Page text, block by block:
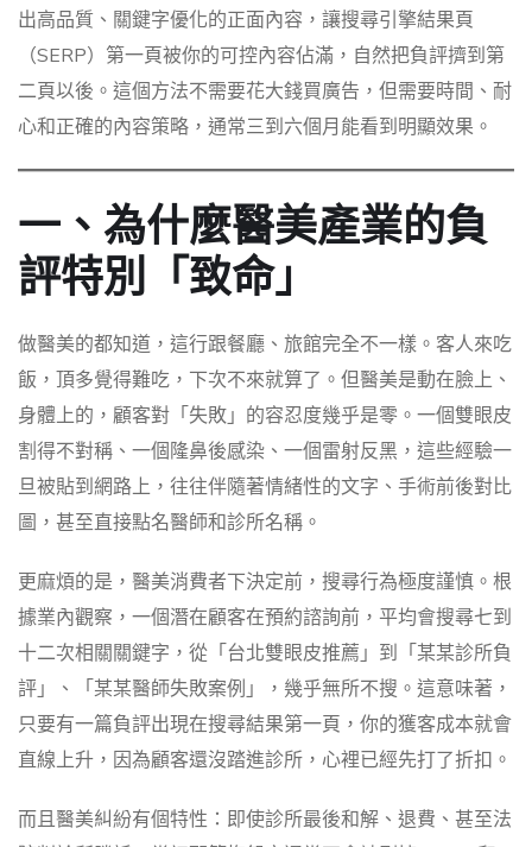
出高品質、關鍵字優化的正面內容，讓搜尋引擎結果頁
（SERP）第一頁被你的可控內容佔滿，自然把負評擠到第
二頁以後。這個方法不需要花大錢買廣告，但需要時間、耐
心和正確的內容策略，通常三到六個月能看到明顯效果。
一、為什麼醫美產業的負
評特別「致命」
做醫美的都知道，這行跟餐廳、旅館完全不一樣。客人來吃
飯，頂多覺得難吃，下次不來就算了。但醫美是動在臉上、
身體上的，顧客對「失敗」的容忍度幾乎是零。一個雙眼皮
割得不對稱、一個隆鼻後感染、一個雷射反黑，這些經驗一
旦被貼到網路上，往往伴隨著情緒性的文字、手術前後對比
圖，甚至直接點名醫師和診所名稱。
更麻煩的是，醫美消費者下決定前，搜尋行為極度謹慎。根
據業內觀察，一個潛在顧客在預約諮詢前，平均會搜尋七到
十二次相關關鍵字，從「台北雙眼皮推薦」到「某某診所負
評」、「某某醫師失敗案例」，幾乎無所不搜。這意味著，
只要有一篇負評出現在搜尋結果第一頁，你的獲客成本就會
直線上升，因為顧客還沒踏進診所，心裡已經先打了折扣。
而且醫美糾紛有個特性：即使診所最後和解、退費、甚至法